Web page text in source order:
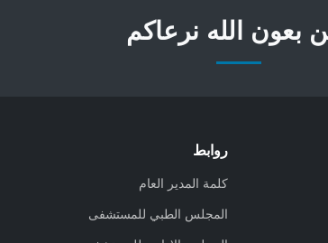
بعون الله نرعاكم
روابط
كلمة المدير العام
المجلس الطبي للمستشفى